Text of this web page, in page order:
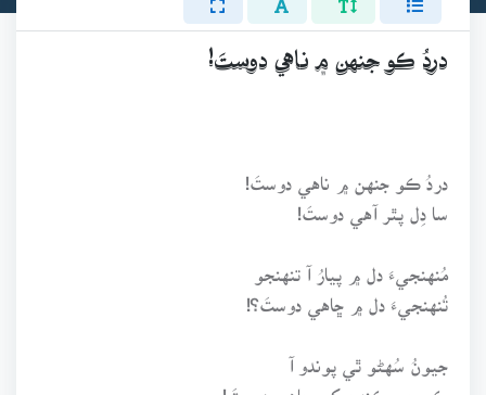
دردُ ڪو جنهن ۾ ناهي دوستَ!
دردُ ڪو جنهن ۾ ناهي دوستَ!
سا دِل پٿر آهي دوستَ!
مُنهنجيءَ دل ۾ پيارُ آ تنهنجو
تُنهنجيءَ دل ۾ ڇاهي دوستَ؟!
جيونُ سُهڻو ٿي پوندو آ
ڪو جي ڪنهن کي چاهي دوستَ!